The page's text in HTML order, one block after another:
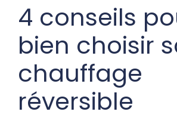
4 conseils
bien choisir
chauffage
réversible